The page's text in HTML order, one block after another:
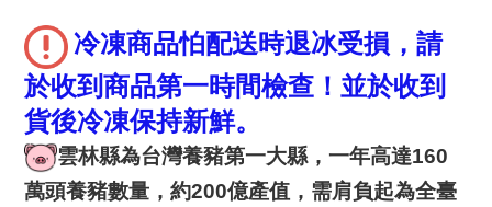
冷凍商品怕配送時退冰受損，請
於收到商品第一時間檢查！並於收到
貨後冷凍保持新鮮。
雲林縣為台灣養豬第一大縣，一年高達160
萬頭養豬數量，約200億產值，需肩負起為全臺